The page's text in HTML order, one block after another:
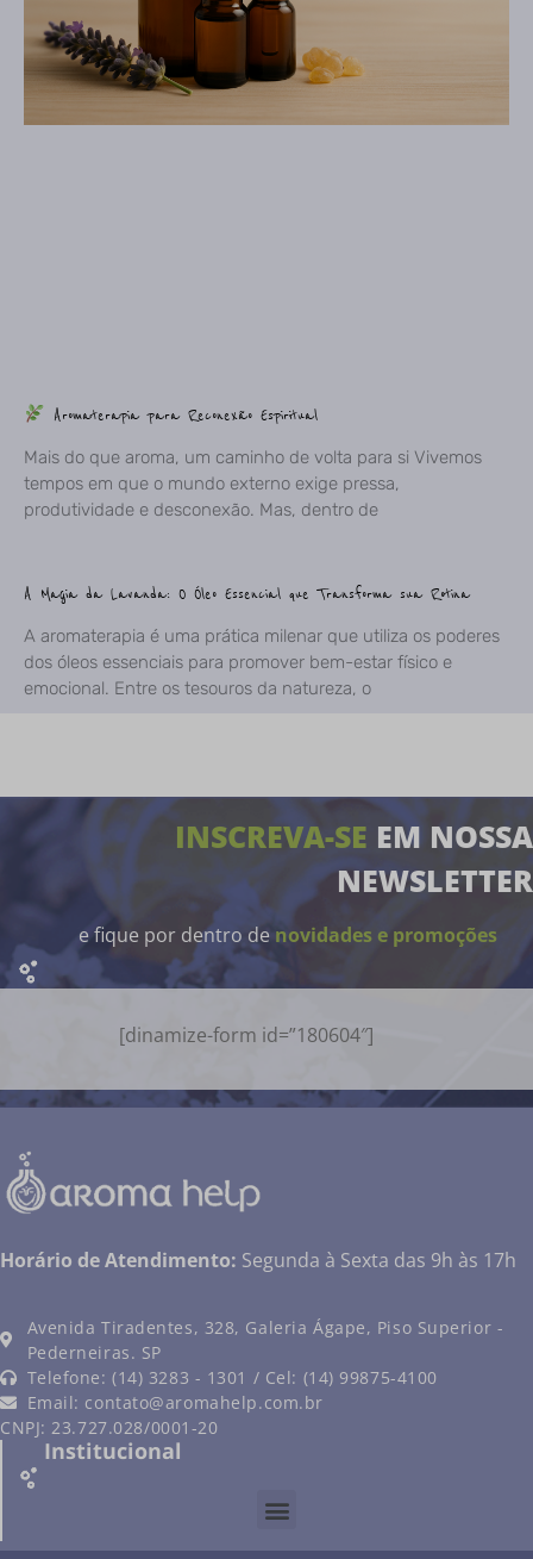
Aromaterapia para Reconexão Espiritual
Mais do que aroma, um caminho de volta para si Vivemos
tempos em que o mundo externo exige pressa,
produtividade e desconexão. Mas, dentro de
A Magia da Lavanda: O Óleo Essencial que Transforma sua Rotina
A aromaterapia é uma prática milenar que utiliza os poderes
dos óleos essenciais para promover bem-estar físico e
emocional. Entre os tesouros da natureza, o
INSCREVA-SE EM NOSSA
NEWSLETTER
e fique por dentro de novidades e promoções
[dinamize-form id=”180604″]
Horário de Atendimento: Segunda à Sexta das 9h às 17h
Avenida Tiradentes, 328, Galeria Ágape, Piso Superior -
Pederneiras. SP
Telefone: (14) 3283 - 1301 / Cel: (14) 99875-4100
Email: contato@aromahelp.com.br
CNPJ: 23.727.028/0001-20
Institucional